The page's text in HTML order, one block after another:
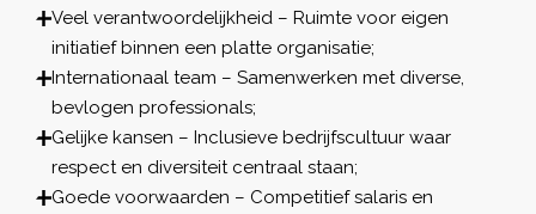
Veel verantwoordelijkheid – Ruimte voor eigen
initiatief binnen een platte organisatie;
Internationaal team – Samenwerken met diverse,
bevlogen professionals;
Gelijke kansen – Inclusieve bedrijfscultuur waar
respect en diversiteit centraal staan;
Goede voorwaarden – Competitief salaris en